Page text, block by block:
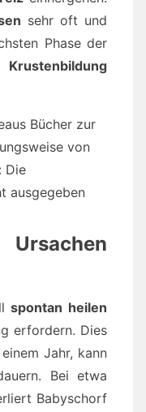
sehr oft und
Phase der
Krustenbildung
Bücher zur
von
Die
ausgegeben
spontan heilen
erfordern. Dies
Jahr, kann
Bei etwa
Babyschorf